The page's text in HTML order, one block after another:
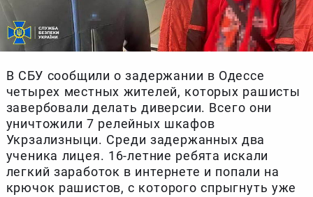
В СБУ сообщили о задержании в Одессе
четырех местных жителей, которых рашисты
завербовали делать диверсии. Всего они
уничтожили 7 релейных шкафов
Укрзализныци. Среди задержанных два
ученика лицея. 16-летние ребята искали
легкий заработок в интернете и попали на
крючок рашистов, с которого спрыгнуть уже